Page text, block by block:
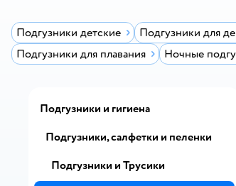
Подгузники детские Подгузники для
Подгузники для плавания
Ночные
Подгузники и гигиена
Подгузники, салфетки и пеленки
Подгузники и Трусики